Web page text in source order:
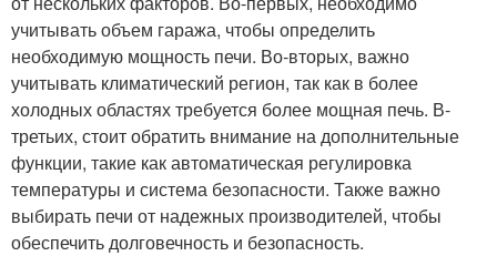
учитывать объем гаража, чтобы определить
необходимую мощность печи. Во-вторых, важно
учитывать климатический регион, так как в более
холодных областях требуется более мощная печь. В-
третьих, стоит обратить внимание на дополнительные
функции, такие как автоматическая регулировка
температуры и система безопасности. Также важно
выбирать печи от надежных производителей, чтобы
обеспечить долговечность и безопасность.